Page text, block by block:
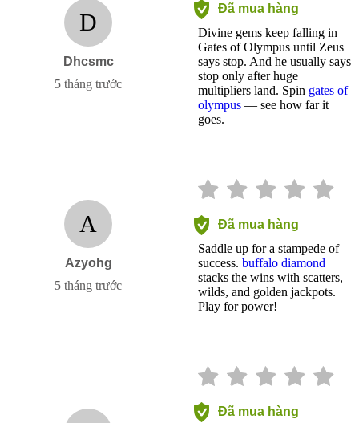
D
Dhcsmc
5 tháng trước
Đã mua hàng
Divine gems keep falling in
Gates of Olympus until Zeus
says stop. And he usually says
stop only after huge
multipliers land. Spin gates of
olympus — see how far it
goes.
A
Azyohg
5 tháng trước
Đã mua hàng
Saddle up for a stampede of
success. buffalo diamond
stacks the wins with scatters,
wilds, and golden jackpots.
Play for power!
Đã mua hàng